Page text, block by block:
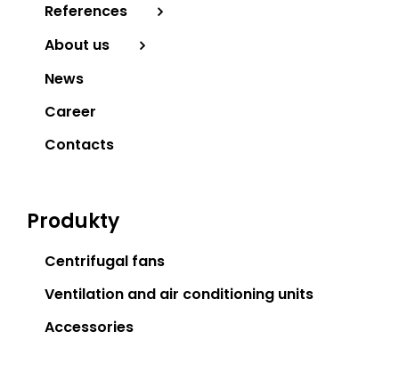
References
About us
News
Career
Contacts
Produkty
Centrifugal fans
Ventilation and air conditioning units
Accessories